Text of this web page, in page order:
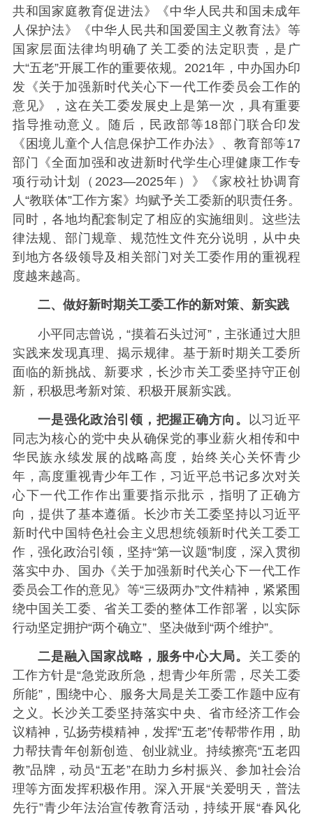
共和国家庭教育促进法》《中华人民共和国未成年
人保护法》《中华人民共和国爱国主义教育法》等
国家层面法律均明确了关工委的法定职责，是广
大“五老”开展工作的重要依规。2021年，中办国办印
发《关于加强新时代关心下一代工作委员会工作的
意见》，这在关工委发展史上是第一次，具有重要
指导推动意义。随后，民政部等18部门联合印发
《困境儿童个人信息保护工作办法》、教育部等17
部门《全面加强和改进新时代学生心理健康工作专
项行动计划（2023—2025年）》《家校社协调育
人“教联体”工作方案》均赋予关工委新的职责任务。
同时，各地均配套制定了相应的实施细则。这些法
律法规、部门规章、规范性文件充分说明，从中央
到地方各级领导及相关部门对关工委作用的重视程
度越来越高。
二、做好新时期关工委工作的新对策、新实践
小平同志曾说，“摸着石头过河”，主张通过大胆
实践来发现真理、揭示规律。基于新时期关工委所
面临的新挑战、新要求，长沙市关工委坚持守正创
新，积极思考新对策、积极开展新实践。
一是强化政治引领，把握正确方向。
以习近平
同志为核心的党中央从确保党的事业薪火相传和中
华民族永续发展的战略高度，始终关心关怀青少
年，高度重视青少年工作，习近平总书记多次对关
心下一代工作作出重要指示批示，指明了正确方
向，提供了基本遵循。长沙市关工委坚持以习近平
新时代中国特色社会主义思想统领新时代关工委工
作，强化政治引领，坚持“第一议题”制度，深入贯彻
落实中办、国办《关于加强新时代关心下一代工作
委员会工作的意见》等“三级两办”文件精神，紧紧围
绕中国关工委、省关工委的整体工作部署，以实际
行动坚定拥护“两个确立”、坚决做到“两个维护”。
二是融入国家战略，服务中心大局。 关工委的
工作方针是“急党政所急，想青少年所需，尽关工委
所能”，围绕中心、服务大局是关工委工作题中应有
之义。长沙关工委坚持落实中央、省市经济工作会
议精神，弘扬劳模精神，发挥“五老”传帮带作用，助
力帮扶青年创新创造、创业就业。持续擦亮“五老四
教”品牌，动员“五老”在助力乡村振兴、参加社会治
理等方面发挥积极作用。深入开展“关爱明天，普法
先行”青少年法治宣传教育活动，持续开展“春风化